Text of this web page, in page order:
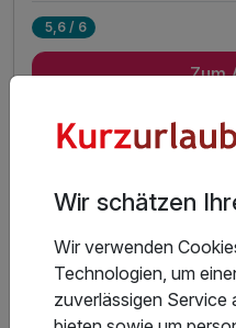
6 x reichhaltiges Frühstück
1 x Mineralwasser zur
inkl. flauschige
inkl. Nutzung WLAN im Hotel
inkl. Bereitstellung unserer
5,6 / 6
Zum
Wir schätzen
Wir verwenden
Technologien, um
zuverlässigen